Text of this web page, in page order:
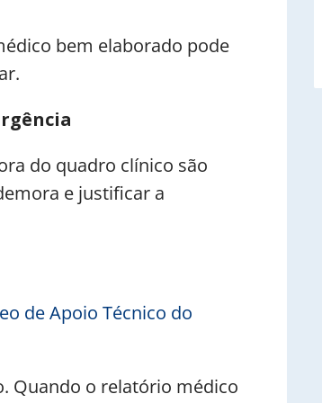
bem elaborado pode
do quadro clínico são
e justificar a
de Apoio Técnico do
Quando o relatório médico